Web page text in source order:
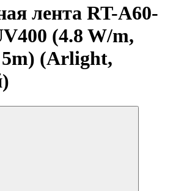
лента RT-A60-
(4.8 W/m,
5m) (Arlight,